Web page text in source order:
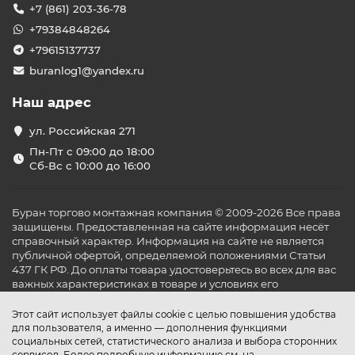
полов РиМ
MEDIUM 140Вт
элемент:японская углеродная нить. Подходит для
укладки под плитку, ламинат, паркет и другие
покрытия. Обладает высокой прочностью и
2. Тёплый пол РиМ GOLD 180Вт
элемент:японская углеродная нить. Идеален для
помещений с повышенными теплопотерями, таких как
балконы или ванные комнаты. Обеспечивает быстрый и
равномерный прогрев.
Функциональные особенности и
технологии
Инфракрасное тепло:Обогрев за счёт излучения
длинноволнового инфракрасного тепла, которое
воспринимается организмом как естественное и
Этот сайт использует файлы cookie с целью повышения удобства
для пользователя, а именно — дополнения функциями
социальных сетей, статистического анализа и выбора сторонних
+7 (861) 203-36-78
+79384848264
+79615137737
buranlog1@yandex.ru
Наш адрес
ул. Российская 271
Пн-Пт с 09:00 до 18:00
Сб-Вс с 10:00 до 16:00
Буран торгово монтажная компания © 2009-2026 Все права
защищены. Предоставленная на сайте информация несёт
справочный характер. Информация на сайте не является
публичной офертой, определяемой положениями Статьи
437 ГК РФ. До оплаты товара удостоверьтесь во всех для вас
важных характеристиках в товаре и условиях его